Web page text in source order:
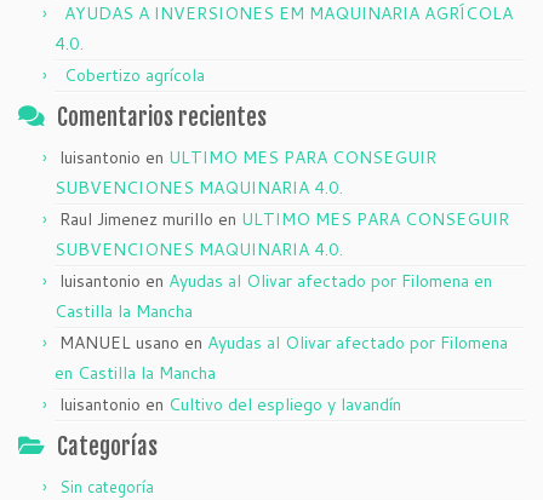
AYUDAS A INVERSIONES EM MAQUINARIA AGRÍCOLA
4.0.
Cobertizo agrícola
Comentarios recientes
luisantonio en ULTIMO MES PARA CONSEGUIR
SUBVENCIONES MAQUINARIA 4.0.
Raul Jimenez murillo en ULTIMO MES PARA CONSEGUIR
SUBVENCIONES MAQUINARIA 4.0.
luisantonio en Ayudas al Olivar afectado por Filomena en
Castilla la Mancha
MANUEL usano en Ayudas al Olivar afectado por Filomena
en Castilla la Mancha
luisantonio en Cultivo del espliego y lavandín
Categorías
Sin categoría